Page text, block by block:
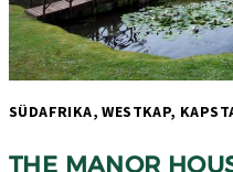
THE MANOR